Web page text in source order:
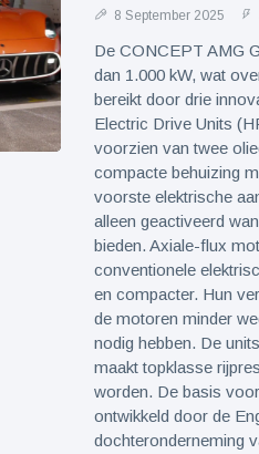
8 September 2025
De CONCEPT AMG
dan 1.000 kW, wat
bereikt door drie
Electric Drive Units
voorzien van twee
compacte behuizing
voorste elektrische
alleen geactiveerd
bieden. Axiale-flux
conventionele
en compacter. Hun
de motoren minder
nodig hebben. De
maakt topklasse
worden. De basis
ontwikkeld door de
dochteronderneming